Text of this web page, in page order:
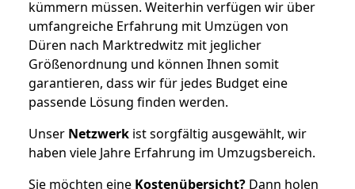
kümmern müssen. Weiterhin verfügen wir über
umfangreiche Erfahrung mit Umzügen von
Düren nach Marktredwitz mit jeglicher
Größenordnung und können Ihnen somit
garantieren, dass wir für jedes Budget eine
passende Lösung finden werden.
Unser Netzwerk ist sorgfältig ausgewählt, wir
haben viele Jahre Erfahrung im Umzugsbereich.
Sie möchten eine Kostenübersicht? Dann holen